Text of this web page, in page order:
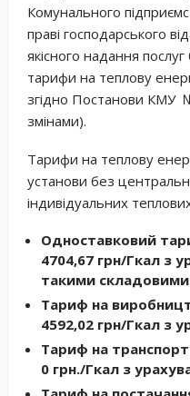
Комунального
праві господарського
якісного надання
тарифи на теплову
згідно Постанови КМУ
змінами).
Тарифи на теплову
установи без
індивідуальних
Одноставковий
4704,67 грн/Гкал з
такими
Тариф на
4592,02 грн/Гкал з
Тариф на
0 грн./Гкал з